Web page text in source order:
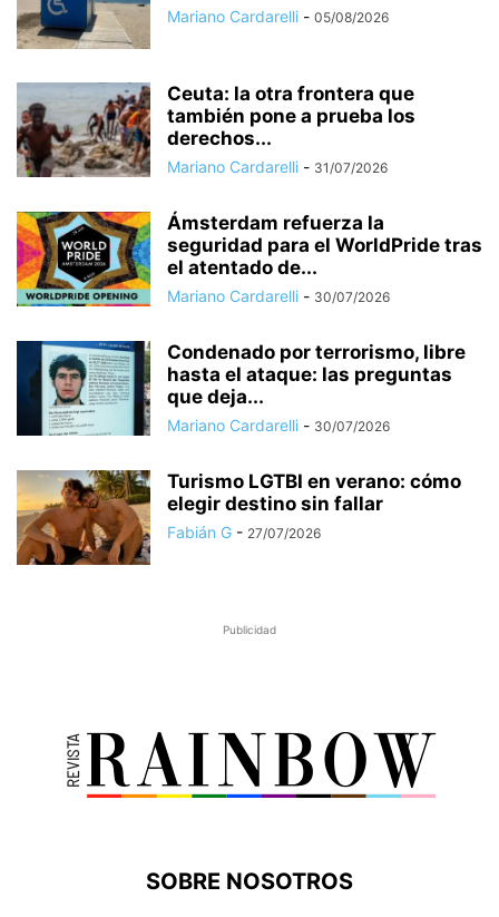
Mariano Cardarelli - 05/08/2026
Ceuta: la otra frontera que
también pone a prueba los
derechos...
Mariano Cardarelli - 31/07/2026
Ámsterdam refuerza la
seguridad para el WorldPride tras
el atentado de...
Mariano Cardarelli - 30/07/2026
Condenado por terrorismo, libre
hasta el ataque: las preguntas
que deja...
Mariano Cardarelli - 30/07/2026
Turismo LGTBI en verano: cómo
elegir destino sin fallar
Fabián G - 27/07/2026
Publicidad
SOBRE NOSOTROS